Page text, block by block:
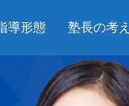
導形態 塾長の考え